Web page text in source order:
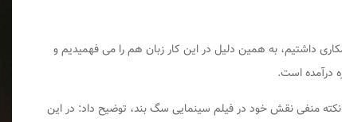
داشتیم، به همین دلیل در این کار زبان هم را می فهمیدیم و
درآمده است.
نکته منفی نقش خود در فیلم سینمایی سگ بند، توضیح داد: در این